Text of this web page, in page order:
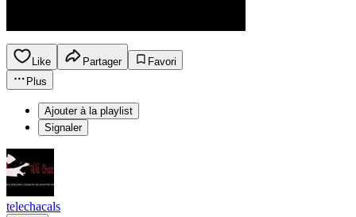
Like Partager
Favori
Plus
Ajouter à la playlist
Signaler
telechacals